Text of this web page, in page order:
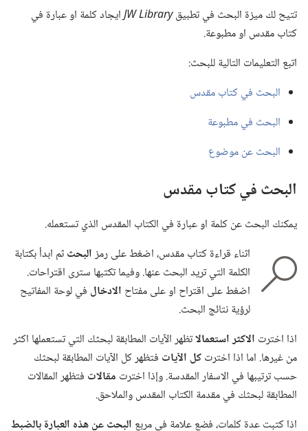
تتيح لك ميزة البحث في تطبيقJW Libraryايجاد كلمة او عبارة في
كتاب مقدس او مطبوعة.‏
اتبع التعليمات التالية للبحث:‏
البحث في كتاب مقدس
البحث في مطبوعة
البحث عن موضوع
البحث في كتاب مقدس
يمكنك البحث عن كلمة او عبارة في الكتاب المقدس الذي تستعمله.‏
اثناء قراءة كتاب مقدس،‏ اضغط على رمزالبحثثم ابدأ بكتابة
الكلمة التي تريد البحث عنها.‏ وفيما تكتبها سترى اقتراحات.‏
اضغط على اقتراح او على مفتاح الادخال في لوحة المفاتيح
لرؤية نتائج البحث.‏
اذا اخترت الاكثر استعمالاتظهر الآيات المطابقة لبحثك التي تستعملها اكثر
من غيرها.‏ اما اذا اخترتكل الآيات فتظهر كل الآيات المطابقة لبحثك
حسب ترتيبها في الاسفار المقدسة.‏ وإذا اخترت مقالات فتظهر المقالات
المطابقة لبحثك في مقدمة الكتاب المقدس والملاحق.‏
اذا كتبت عدة كلمات،‏ فضع علامة في مربع البحث عن هذه العبارة بالضبط